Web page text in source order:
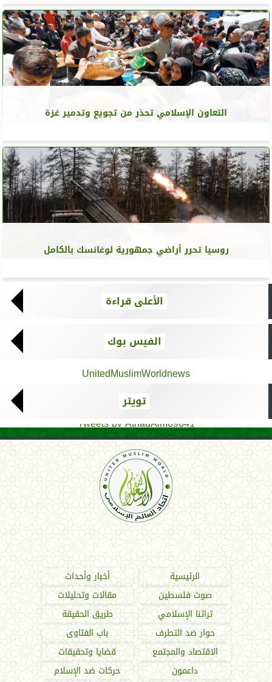
التعاون الإسلامي تحذر من تجويع وتدمير غزة
روسيا تحرر أراضي جمهورية لوغانسك بالكامل
الأعلى قراءة
الفيس بوك
UnitedMuslimWorldnews
تويتر
Tweets by AthadAlm69641
اتحاد العالم الإسلامي
الرئيسية
أخبار وأحداث
صوت فلسطين
مقالات وتحليلات
تراثنا الإسلامي
طريق الحقيقة
حوار ضد التطرف
باب الفتاوى
الاقتصاد والمجتمع
قضايا وتحقيقات
داعمون
حركات ضد الإسلام